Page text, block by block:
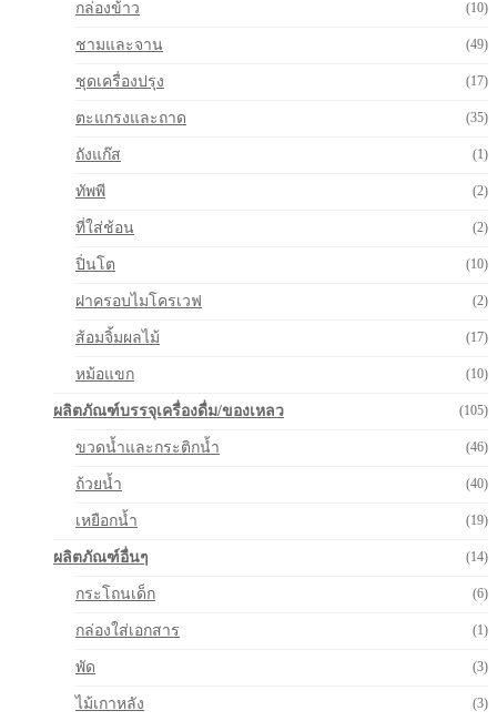
กล่องข้าว (10)
ชามและจาน (49)
ชุดเครื่องปรุง (17)
ตะแกรงและถาด (35)
ถังแก๊ส (1)
ทัพพี (2)
ที่ใส่ช้อน (2)
ปิ่นโต (10)
ฝาครอบไมโครเวฟ (2)
ส้อมจิ้มผลไม้ (17)
หม้อแขก (10)
ผลิตภัณฑ์บรรจุเครื่องดื่ม/ของเหลว (105)
ขวดน้ำและกระติกน้ำ (46)
ถ้วยน้ำ (40)
เหยือกน้ำ (19)
ผลิตภัณฑ์อื่นๆ (14)
กระโถนเด็ก (6)
กล่องใส่เอกสาร (1)
พัด (3)
ไม้เกาหลัง (3)